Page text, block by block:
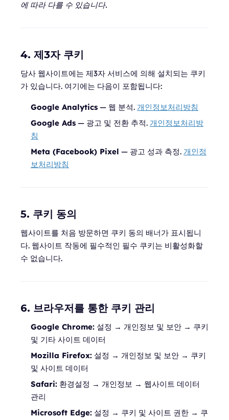
에 따라 다를 수 있습니다.
4. 제3자 쿠키
당사 웹사이트에는 제3자 서비스에 의해 설치되는 쿠키
가 있습니다. 여기에는 다음이 포함됩니다:
Google Analytics — 웹 분석. 개인정보처리방침
Google Ads — 광고 및 전환 추적. 개인정보처리방
침
Meta (Facebook) Pixel — 광고 성과 측정. 개인정
보처리방침
5. 쿠키 동의
웹사이트를 처음 방문하면 쿠키 동의 배너가 표시됩니
다. 웹사이트 작동에 필수적인 필수 쿠키는 비활성화할
수 없습니다.
6. 브라우저를 통한 쿠키 관리
Google Chrome: 설정 → 개인정보 및 보안 → 쿠키
및 기타 사이트 데이터
Mozilla Firefox: 설정 → 개인정보 및 보안 → 쿠키
및 사이트 데이터
Safari: 환경설정 → 개인정보 → 웹사이트 데이터
관리
Microsoft Edge: 설정 → 쿠키 및 사이트 권한 → 쿠